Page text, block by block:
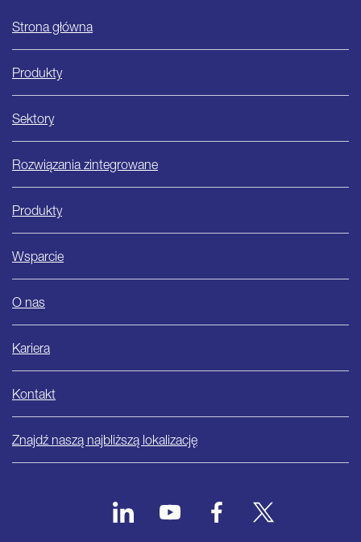
Ishida
Strona główna
Produkty
Sektory
Rozwiązania zintegrowane
Produkty
Wsparcie
O nas
Kariera
Kontakt
Znajdź naszą najbliższą lokalizację